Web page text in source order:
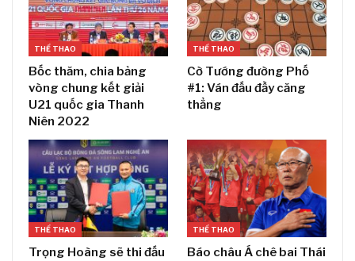
THỂ THAO
Bốc thăm, chia bảng
vòng chung kết giải
U21 quốc gia Thanh
Niên 2022
THỂ THAO
Cờ Tướng đường Phố
#1: Ván đấu đầy căng
thẳng
THỂ THAO
Trọng Hoàng sẽ thi đấu
THỂ THAO
Báo châu Á chê bai Thái